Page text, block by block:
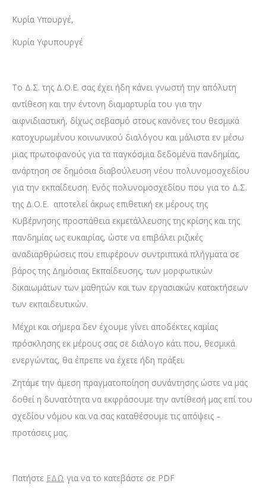
Κυρία Υπουργέ,
Κυρία Υφυπουργέ
Το Δ.Σ. της Δ.Ο.Ε. σας έχει ήδη κάνει γνωστή την απόλυτη
αντίθεση και την έντονη διαμαρτυρία του για την
αιφνιδιαστική, δίχως σεβασμό στους κανόνες του θεσμικά
κατοχυρωμένου κοινωνικού διαλόγου και μάλιστα εν μέσω
μιας πρωτοφανούς για τα παγκόσμια δεδομένα πανδημίας,
ανάρτηση σε δημόσια διαβούλευση νέου πολυνομοσχεδίου
για την εκπαίδευση. Ενός πολυνομοσχεδίου που για το Δ.Σ.
της Δ.Ο.Ε. αποτελεί άκρως επιθετική εκ μέρους της
Κυβέρνησης προσπάθεια εκμετάλλευσης της κρίσης και της
πανδημίας ως ευκαιρίας, ώστε να επιβάλει ριζικές
αναδιαρθρώσεις που επιφέρουν συντριπτικά πλήγματα σε
βάρος της Δημόσιας Εκπαίδευσης, των μορφωτικών
δικαιωμάτων των μαθητών και των εργασιακών κατακτήσεων
των εκπαιδευτικών.
Μέχρι και σήμερα δεν έχουμε γίνει αποδέκτες καμίας
πρόσκλησης εκ μέρους σας σε διάλογο κάτι που, θεσμικά
ενεργώντας, θα έπρεπε να έχετε ήδη πράξει.
Ζητάμε την άμεση πραγματοποίηση συνάντησης ώστε να μας
δοθεί η δυνατότητα να εκφράσουμε την αντίθεσή μας επί του
σχεδίου νόμου και να σας καταθέσουμε τις απόψεις –
προτάσεις μας.
Πατήστε ΕΔΩ για να το κατεβάστε σε PDF